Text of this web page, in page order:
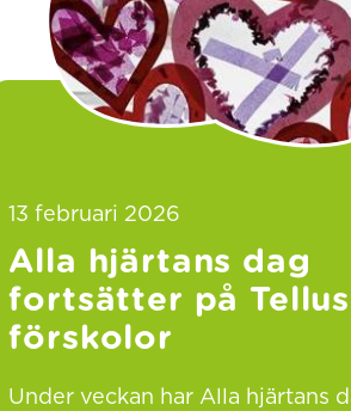
13 februari 2026
Alla hjärtans dag
fortsätter på
förskolor
Under veckan har Alla hjärtans